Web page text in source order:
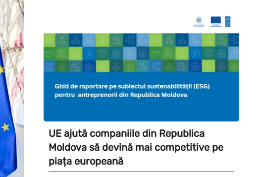
UE ajută companiile din Republica
Moldova să devină mai competitive pe
piața europeană